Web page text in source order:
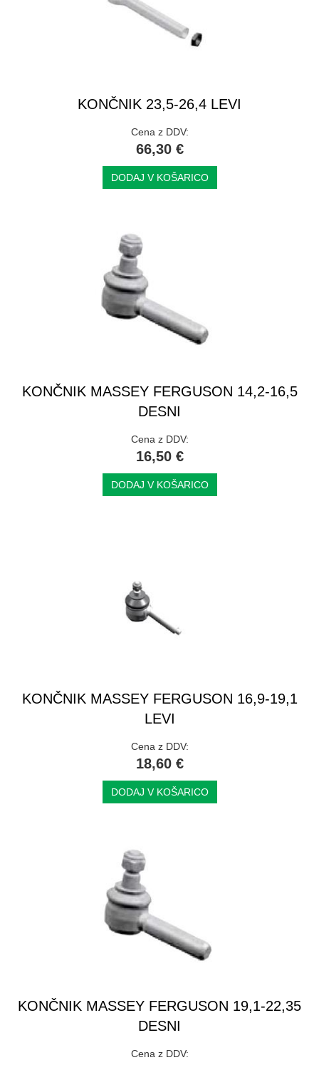
KONČNIK 23,5-26,4 LEVI
Cena z DDV:
66,30 €
DODAJ V KOŠARICO
KONČNIK MASSEY FERGUSON 14,2-16,5
DESNI
Cena z DDV:
16,50 €
DODAJ V KOŠARICO
KONČNIK MASSEY FERGUSON 16,9-19,1
LEVI
Cena z DDV:
18,60 €
DODAJ V KOŠARICO
KONČNIK MASSEY FERGUSON 19,1-22,35
DESNI
Cena z DDV: